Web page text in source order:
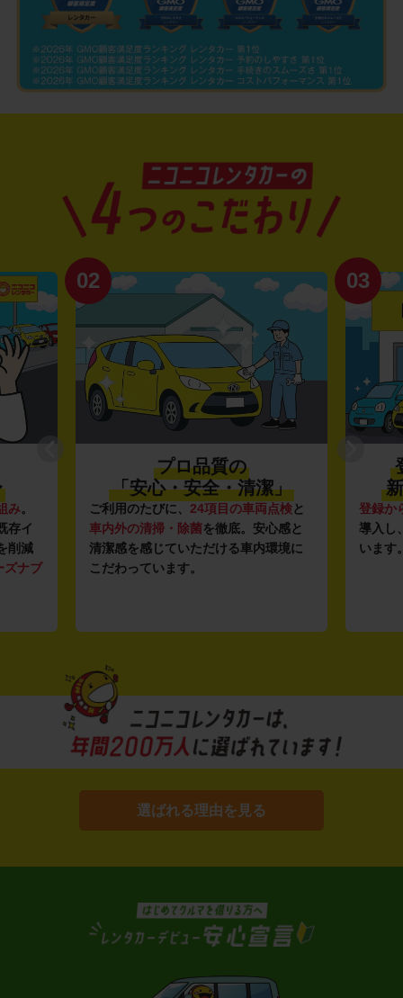
み。
存イ
削減
ズナブ
02
プロ品質の
「安心・安全・清潔」
ご利用のたびに、 24項目の車両点検と
車内外の清掃・除菌を徹底。安心感と
清潔感を感じていただける車内環境に
こだわっています。
03
登録か
導入し
います
選ばれる理由を見る